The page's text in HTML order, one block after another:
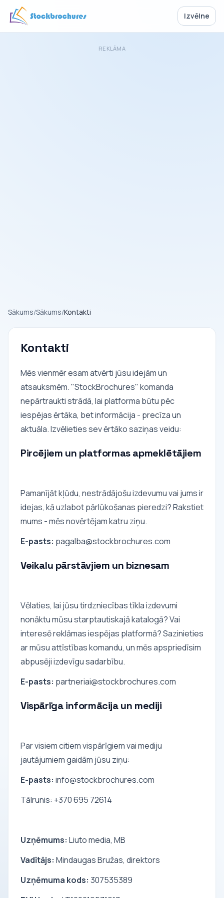
Izvēlne
REKLĀMA
Sākums/Sākums/Kontakti
Kontakti
Mēs vienmēr esam atvērti jūsu idejām un
atsauksmēm. "StockBrochures" komanda
nepārtraukti strādā, lai platforma būtu pēc
iespējas ērtāka, bet informācija - precīza un
aktuāla. Izvēlieties sev ērtāko saziņas veidu:
Pircējiem un platformas apmeklētājiem
Pamanījāt kļūdu, nestrādājošu izdevumu vai jums ir
idejas, kā uzlabot pārlūkošanas pieredzi? Rakstiet
mums - mēs novērtējam katru ziņu.
E-pasts: pagalba@stockbrochures.com
Veikalu pārstāvjiem un biznesam
Vēlaties, lai jūsu tirdzniecības tīkla izdevumi
nonāktu mūsu starptautiskajā katalogā? Vai
interesē reklāmas iespējas platformā? Sazinieties
ar mūsu attīstības komandu, un mēs apspriedīsim
abpusēji izdevīgu sadarbību.
E-pasts: partneriai@stockbrochures.com
Vispārīga informācija un mediji
Par visiem citiem vispārīgiem vai mediju
jautājumiem gaidām jūsu ziņu:
E-pasts: info@stockbrochures.com
Tālrunis: +370 695 72614
Uzņēmums: Liuto media, MB
Vadītājs: Mindaugas Bružas, direktors
Uzņēmuma kods: 307535389